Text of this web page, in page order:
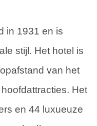
in 1931 en is
stijl. Het hotel is
van het
Het
en 44 luxueuze